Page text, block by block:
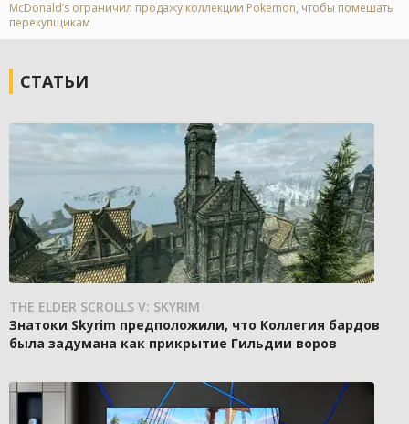
McDonald’s ограничил продажу коллекции Pokemon, чтобы помешать
перекупщикам
СТАТЬИ
THE ELDER SCROLLS V: SKYRIM
Знатоки Skyrim предположили, что Коллегия бардов
была задумана как прикрытие Гильдии воров